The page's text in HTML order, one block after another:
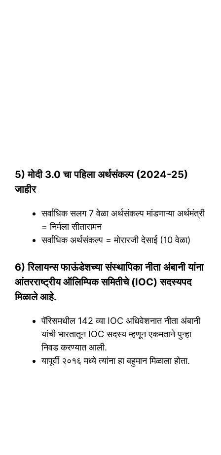
5) मोदी 3.0 चा पहिला अर्थसंकल्प (2024-25)
जाहीर
सर्वाधिक सलग 7 वेळा अर्थसंकल्प मांडणाऱ्या अर्थमंत्री
= निर्मला सीतारामन
सर्वाधिक अर्थसंकल्प = मोरारजी देसाई (10 वेळा)
6) रिलायन्स फाऊंडेशच्या संस्थापिका नीता अंबानी यांना
आंतरराष्ट्रीय ऑलिम्पिक समितीचे (IOC) सदस्यपद
मिळाले आहे.
पॅरिसमधील 142 व्या IOC अधिवेशनात नीता अंबानी
यांची भारतातून IOC सदस्य म्हणून एकमताने पुन्हा
निवड करण्यात आली.
यापूर्वी २०१६ मध्ये त्यांना हा बहुमान मिळाला होता.